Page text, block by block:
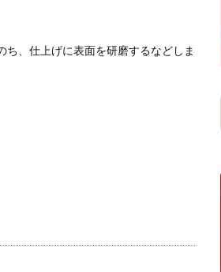
、仕上げに表面を研磨するなどしま